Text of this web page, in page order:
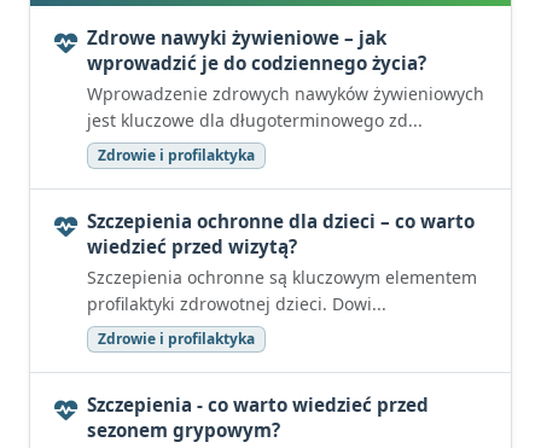
Zdrowe nawyki żywieniowe – jak
wprowadzić je do codziennego życia?
Wprowadzenie zdrowych nawyków żywieniowych
jest kluczowe dla długoterminowego zd...
Zdrowie i profilaktyka
Szczepienia ochronne dla dzieci – co warto
wiedzieć przed wizytą?
Szczepienia ochronne są kluczowym elementem
profilaktyki zdrowotnej dzieci. Dowi...
Zdrowie i profilaktyka
Szczepienia - co warto wiedzieć przed
sezonem grypowym?